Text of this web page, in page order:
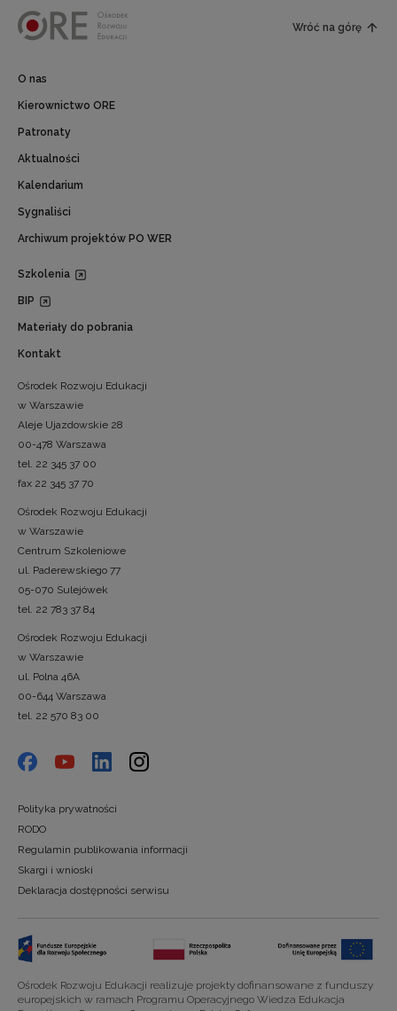
Wróć na górę
O nas
Kierownictwo ORE
Patronaty
Aktualności
Kalendarium
Sygnaliści
Archiwum projektów PO WER
Szkolenia
BIP
Materiały do pobrania
Kontakt
Ośrodek Rozwoju Edukacji
w Warszawie
Aleje Ujazdowskie 28
00-478 Warszawa
tel. 22 345 37 00
fax 22 345 37 70
Ośrodek Rozwoju Edukacji
w Warszawie
Centrum Szkoleniowe
ul. Paderewskiego 77
05-070 Sulejówek
tel. 22 783 37 84
Ośrodek Rozwoju Edukacji
w Warszawie
ul. Polna 46A
00-644 Warszawa
tel. 22 570 83 00
Polityka prywatności
RODO
Regulamin publikowania informacji
Skargi i wnioski
Deklaracja dostępności serwisu
Ośrodek Rozwoju Edukacji realizuje projekty dofinansowane z funduszy
europejskich w ramach Programu Operacyjnego Wiedza Edukacja